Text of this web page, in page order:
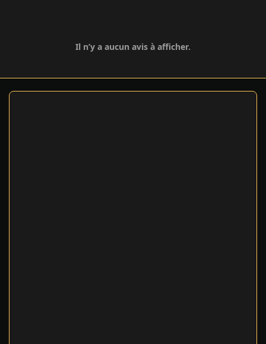
Il n’y a aucun avis à afficher.